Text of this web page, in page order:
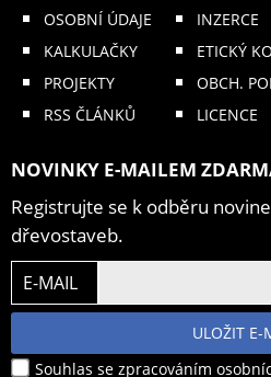
OSOBNÍ ÚDAJE
KALKULAČKY
PROJEKTY
RSS ČLÁNKŮ
INZERCE
ETICKÝ
OBCH.
LICENCE
NOVINKY E-MAILEM
Registrujte se k odběru
dřevostaveb.
E-MAIL
ULOŽIT E-
Souhlas se zpracováním